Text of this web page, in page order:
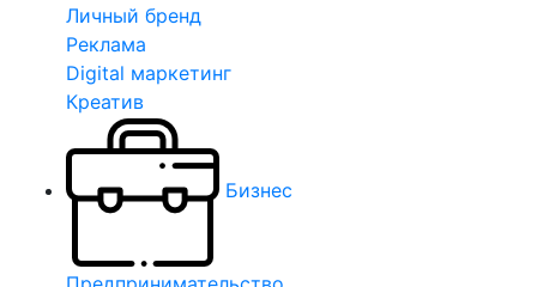
Личный бренд
Реклама
Digital маркетинг
Креатив
Бизнес